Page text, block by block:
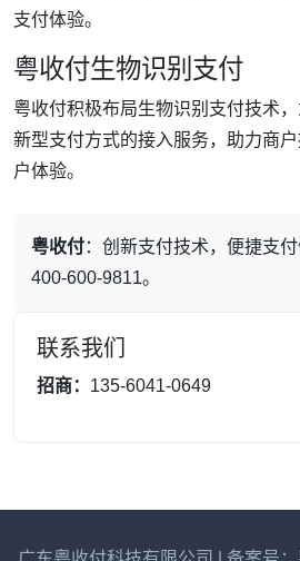
支付体验。
粤收付生物识别支付
粤收付积极布局生物识别支付技术
新型支付方式的接入服务，助力商
户体验。
粤收付：创新支付技术，便捷支付
400-600-9811。
联系我们
招商： 135-6041-0649